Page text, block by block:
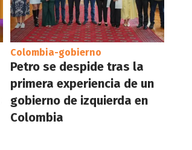
Colombia-gobierno
Petro se despide tras la
primera experiencia de un
gobierno de izquierda en
Colombia